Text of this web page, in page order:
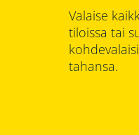
Valaise
tiloissa tai
tahansa.